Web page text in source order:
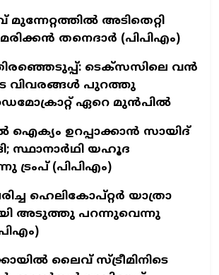
മുന്നേറ്റത്തിൽ അടിതെറ്റി
തനെദാർ (പിപിഎം)
ടെക്സസിലെ വൻ
വിവരങ്ങൾ പുറത്തു
ഏറെ മുൻപിൽ
ഐക്യം ഉറപ്പാക്കാൻ സായിദ്
സ്ഥാനാർഥി യഹൂദ
ട്രംപ് (പിപിഎം)
ഹെലികോപ്റ്റർ യാത്രാ
അടുത്തു പറന്നുവെന്നു
ലൈവ് സ്ട്രീമിനിടെ